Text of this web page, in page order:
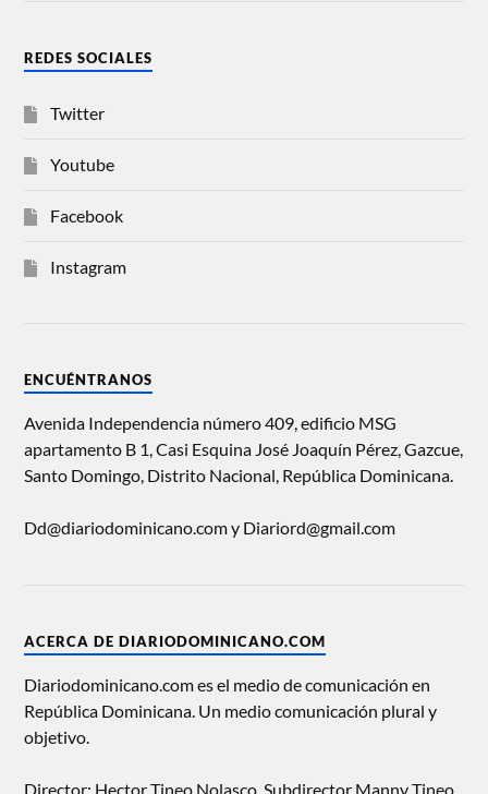
REDES SOCIALES
Twitter
Youtube
Facebook
Instagram
ENCUÉNTRANOS
Avenida Independencia número 409, edificio MSG
apartamento B 1, Casi Esquina José Joaquín Pérez, Gazcue,
Santo Domingo, Distrito Nacional, República Dominicana.
Dd@diariodominicano.com y Diariord@gmail.com
ACERCA DE DIARIODOMINICANO.COM
Diariodominicano.com es el medio de comunicación en
República Dominicana. Un medio comunicación plural y
objetivo.
Director: Hector Tineo Nolasco, Subdirector Manny Tineo